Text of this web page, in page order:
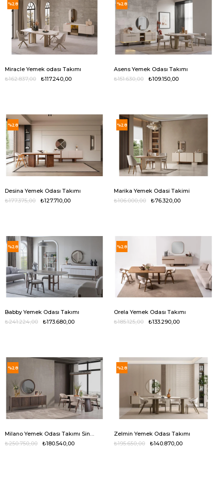
Miracle Yemek odası Takımı
₺117.240,00
₺162.837,00
%28
Asens Yemek Odası Takımı
₺109.150,00
₺151.630,00
%28
Desina Yemek Odası Takımı
₺127.710,00
₺177.375,00
%28
Marika Yemek Odasi Takimi
₺76.320,00
₺106.000,00
%28
Babby Yemek Odası Takımı
₺173.680,00
₺241.224,00
%28
Orela Yemek Odası Takımı
₺133.290,00
₺185.125,00
%28
₺180.540,00
₺250.750,00
%28
Zelmin Yemek Odası Takımı
₺140.870,00
₺195.650,00
%28